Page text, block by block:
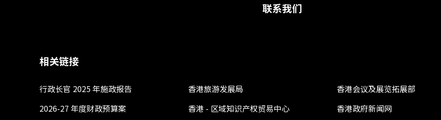
联系我们
相关链接
行政长官 2025 年施政报告
2026-27 年度财政预算案
香港旅游发展局
香港 - 区域知识产权贸易中心
香港会议及展览拓展部
香港政府新闻网